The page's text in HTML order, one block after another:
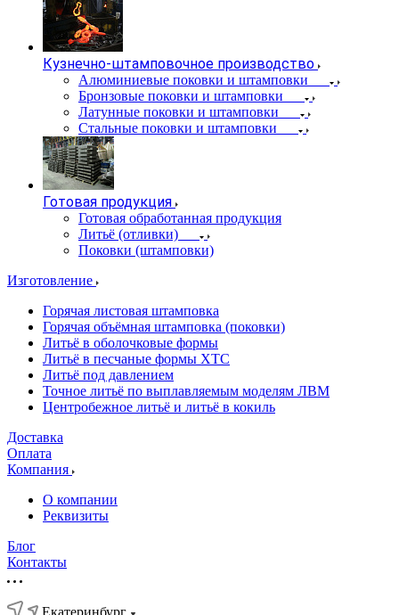
Кузнечно-штамповочное производство
Алюминиевые поковки и штамповки
Бронзовые поковки и штамповки
Латунные поковки и штамповки
Стальные поковки и штамповки
Готовая продукция
Готовая обработанная продукция
Литьё (отливки)
Поковки (штамповки)
Изготовление
Горячая листовая штамповка
Горячая объёмная штамповка (поковки)
Литьё в оболочковые формы
Литьё в песчаные формы ХТС
Литьё под давлением
Точное литьё по выплавляемым моделям ЛВМ
Центробежное литьё и литьё в кокиль
Доставка
Оплата
Компания
О компании
Реквизиты
Блог
Контакты
Екатеринбург